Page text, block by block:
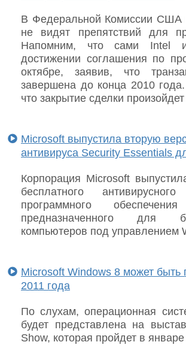
В Федеральной Комиссии США
не видят препятствий для
Напомним, что сами Intel
достижении соглашения по
октябре, заявив, что
завершена до конца 2010
что закрытие сделки
Microsoft выпустила вторую
антивируса Security Essentials
Корпорация Microsoft
бесплатного
программного
предназначенного для
компьютеров под управлением
Microsoft Windows 8 может быть
2011 года
По слухам, операционная
будет представлена на
Show, которая пройдет в